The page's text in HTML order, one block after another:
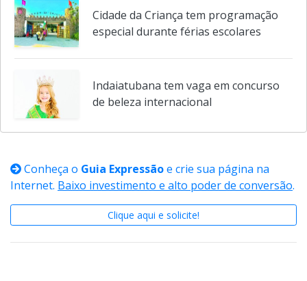
Cidade da Criança tem programação
especial durante férias escolares
Indaiatubana tem vaga em concurso
de beleza internacional
Conheça o Guia Expressãoe crie sua página na
Internet. Baixo investimento e alto poder de conversão.
Clique aqui e solicite!